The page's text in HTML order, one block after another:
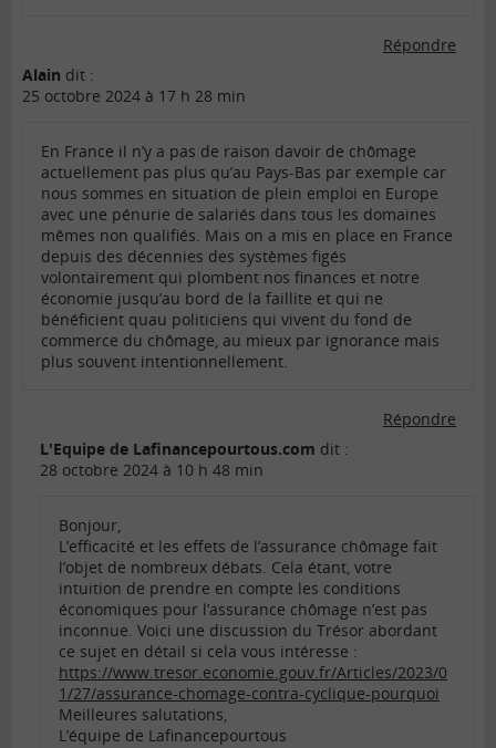
Répondre
Alain dit :
25 octobre 2024 à 17 h 28 min
En France il n’y a pas de raison davoir de chômage
actuellement pas plus qu’au Pays-Bas par exemple car
nous sommes en situation de plein emploi en Europe
avec une pénurie de salariés dans tous les domaines
mêmes non qualifiés. Mais on a mis en place en France
depuis des décennies des systèmes figés
volontairement qui plombent nos finances et notre
économie jusqu’au bord de la faillite et qui ne
bénéficient quau politiciens qui vivent du fond de
commerce du chômage, au mieux par ignorance mais
plus souvent intentionnellement.
Répondre
L'Equipe de Lafinancepourtous.com dit :
28 octobre 2024 à 10 h 48 min
Bonjour,
L’efficacité et les effets de l’assurance chômage fait
l’objet de nombreux débats. Cela étant, votre
intuition de prendre en compte les conditions
économiques pour l’assurance chômage n’est pas
inconnue. Voici une discussion du Trésor abordant
ce sujet en détail si cela vous intéresse :
https://www.tresor.economie.gouv.fr/Articles/2023/0
1/27/assurance-chomage-contra-cyclique-pourquoi
Meilleures salutations,
L’équipe de Lafinancepourtous